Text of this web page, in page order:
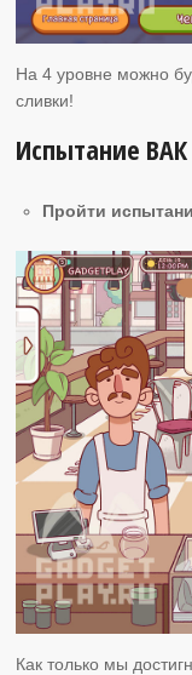
На 4 уровне можно
сливки!
Испытание
Пройти
Как только мы